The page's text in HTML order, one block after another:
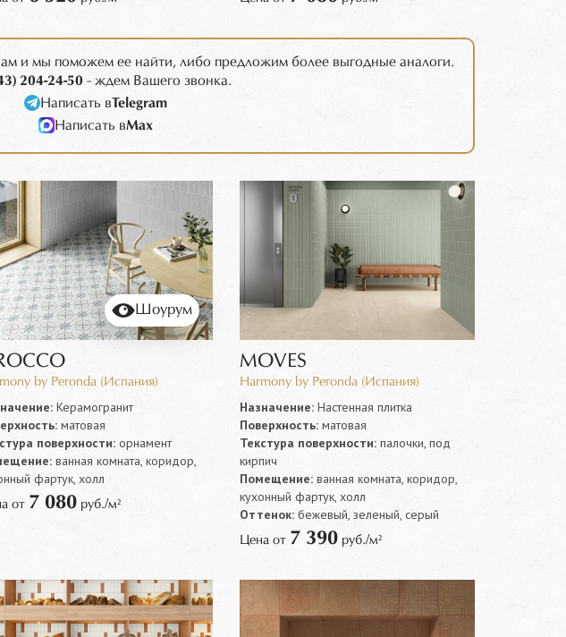
и мы поможем ее найти, либо предложим более выгодные аналоги.
204-24-50 - ждем Вашего звонка.
Написать вTelegram
Написать вMax
Шоурум
by Peronda (Испания)
Керамогранит
матовая
поверхности:орнамент
ванная комната, коридор,
фартук, холл
от 7 080руб./м²
MOVES
Harmony by Peronda (Испания)
Назначение: Настенная плитка
Поверхность: матовая
Текстура поверхности: палочки, под
кирпич
Помещение: ванная комната, коридор,
кухонный фартук, холл
Оттенок: бежевый, зеленый, серый
Цена от 7 390 руб./м²